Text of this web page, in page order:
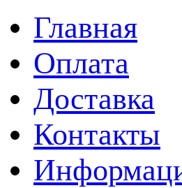
Главная
Оплата
Доставка
Контакты